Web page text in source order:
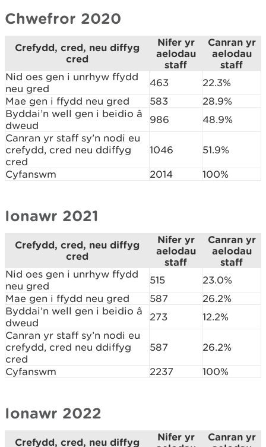
Chwefror 2020
Crefydd, cred, neu diffyg
cred
Nifer yr
aelodau
staff
Canran yr
aelodau
staff
Nid oes gen i unrhyw ffydd
neu gred
463
22.3%
Mae gen i ffydd neu gred
583
28.9%
Byddai’n well gen i beidio â
dweud
986
48.9%
Canran yr staff sy’n nodi eu
crefydd, cred neu ddiffyg
cred
1046 51.9%
Cyfanswm 2014 100%
Ionawr 2021
Crefydd, cred, neu diffyg
cred
Nifer yr
aelodau
staff
Canran yr
aelodau
staff
Nid oes gen i unrhyw ffydd
neu gred
515
23.0%
Mae gen i ffydd neu gred
587
26.2%
Byddai’n well gen i beidio â
dweud
273
12.2%
Canran yr staff sy’n nodi eu
crefydd, cred neu ddiffyg
cred
587 26.2%
Cyfanswm 2237 100%
Ionawr 2022
Crefydd, cred, neu diffyg
Nifer yr
Canran yr